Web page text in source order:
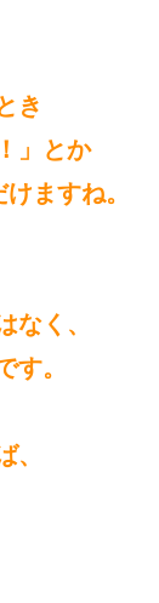
き
」とか
ますね。
く、
。